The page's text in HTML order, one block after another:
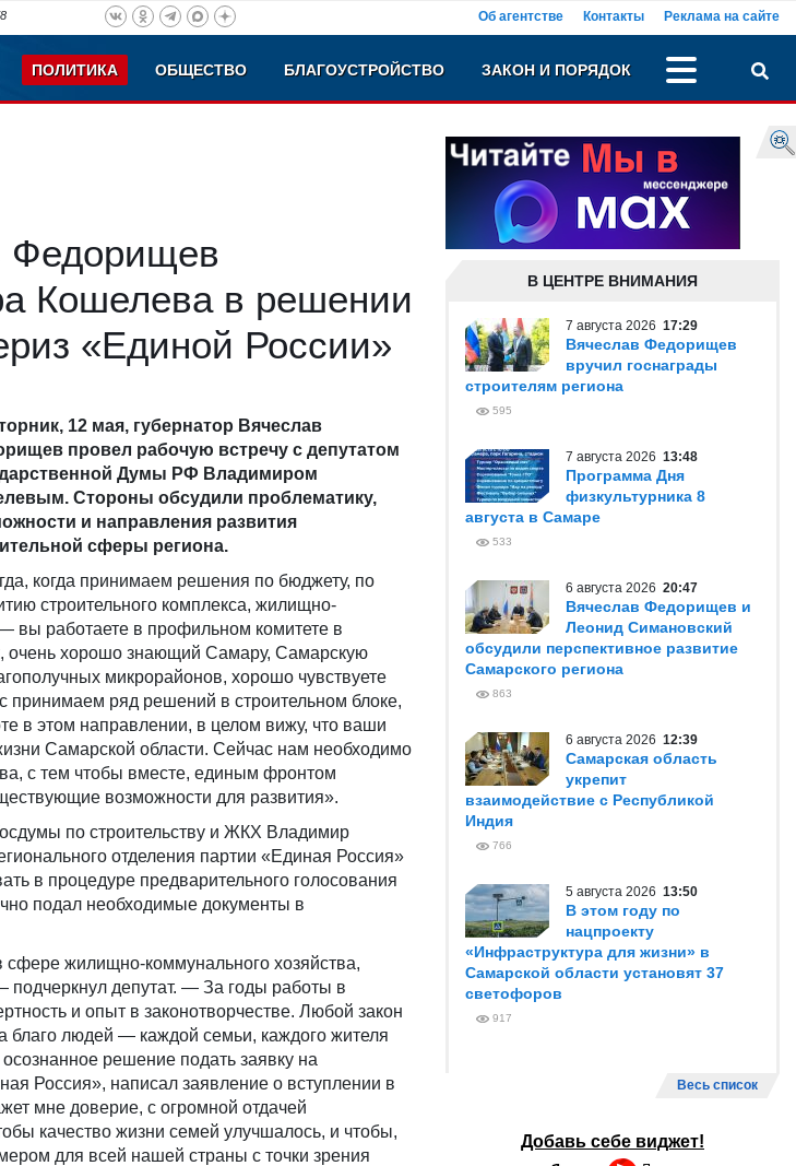
Об агентстве Контакты Реклама на сайте
ПОЛИТИКА ОБЩЕСТВО БЛАГОУСТРОЙСТВО ЗАКОН И ПОРЯДОК
Федорищев
Кошелева в решении
«Единой России»
12 мая, губернатор Вячеслав
провел рабочую встречу с депутатом
Думы РФ Владимиром
Стороны обсудили проблематику,
и направления развития
сферы региона.
когда принимаем решения по бюджету, по
строительного комплекса, жилищно-
вы работаете в профильном комитете в
очень хорошо знающий Самару, Самарскую
микрорайонов, хорошо чувствуете
ряд решений в строительном блоке,
в этом направлении, в целом вижу, что ваши
Самарской области. Сейчас нам необходимо
с тем чтобы вместе, единым фронтом
возможности для развития».
по строительству и ЖКХ Владимир
отделения партии «Единая Россия»
в процедуре предварительного голосования
подал необходимые документы в
жилищно-коммунального хозяйства,
подчеркнул депутат. — За годы работы в
и опыт в законотворчестве. Любой закон
благо людей — каждой семьи, каждого жителя
решение подать заявку на
Россия», написал заявление о вступлении в
мне доверие, с огромной отдачей
качество жизни семей улучшалось, и чтобы,
для всей нашей страны с точки зрения
В ЦЕНТРЕ ВНИМАНИЯ
7 августа 2026 17:29
Вячеслав Федорищев
вручил госнаграды
строителям региона
595
7 августа 2026 13:48
Программа Дня
физкультурника 8
августа в Самаре
533
6 августа 2026 20:47
Вячеслав Федорищев и
Леонид Симановский
обсудили перспективное развитие
Самарского региона
863
6 августа 2026 12:39
Самарская область
укрепит
взаимодействие с Республикой
Индия
766
5 августа 2026 13:50
В этом году по
нацпроекту
«Инфраструктура для жизни» в
Самарской области установят 37
светофоров
917
Весь список
Добавь себе виджет!